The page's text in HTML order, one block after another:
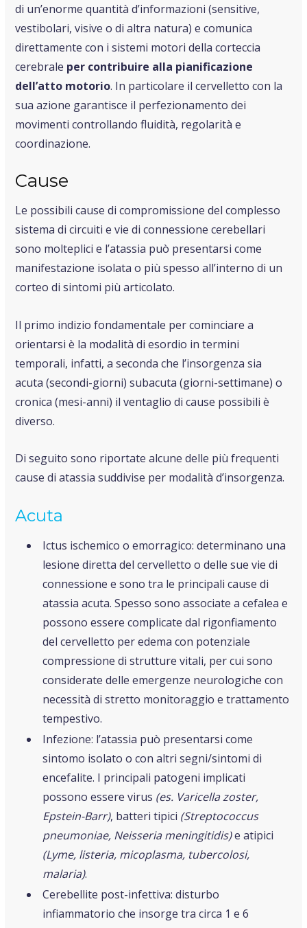
di un’enorme quantità d’informazioni (sensitive,
vestibolari, visive o di altra natura) e comunica
direttamente con i sistemi motori della corteccia
cerebrale per contribuire alla pianificazione
dell’atto motorio. In particolare il cervelletto con la
sua azione garantisce il perfezionamento dei
movimenti controllando fluidità, regolarità e
coordinazione.
Cause
Le possibili cause di compromissione del complesso
sistema di circuiti e vie di connessione cerebellari
sono molteplici e l’atassia può presentarsi come
manifestazione isolata o più spesso all’interno di un
corteo di sintomi più articolato.
Il primo indizio fondamentale per cominciare a
orientarsi è la modalità di esordio in termini
temporali, infatti, a seconda che l’insorgenza sia
acuta (secondi-giorni) subacuta (giorni-settimane) o
cronica (mesi-anni) il ventaglio di cause possibili è
diverso.
Di seguito sono riportate alcune delle più frequenti
cause di atassia suddivise per modalità d’insorgenza.
Acuta
Ictus ischemico o emorragico: determinano una
lesione diretta del cervelletto o delle sue vie di
connessione e sono tra le principali cause di
atassia acuta. Spesso sono associate a cefalea e
possono essere complicate dal rigonfiamento
del cervelletto per edema con potenziale
compressione di strutture vitali, per cui sono
considerate delle emergenze neurologiche con
necessità di stretto monitoraggio e trattamento
tempestivo.
Infezione: l’atassia può presentarsi come
sintomo isolato o con altri segni/sintomi di
encefalite. I principali patogeni implicati
possono essere virus (es. Varicella zoster,
Epstein-Barr), batteri tipici (Streptococcus
pneumoniae, Neisseria meningitidis)e atipici
(Lyme, listeria, micoplasma, tubercolosi,
malaria).
Cerebellite post-infettiva: disturbo
infiammatorio che insorge tra circa 1 e 6